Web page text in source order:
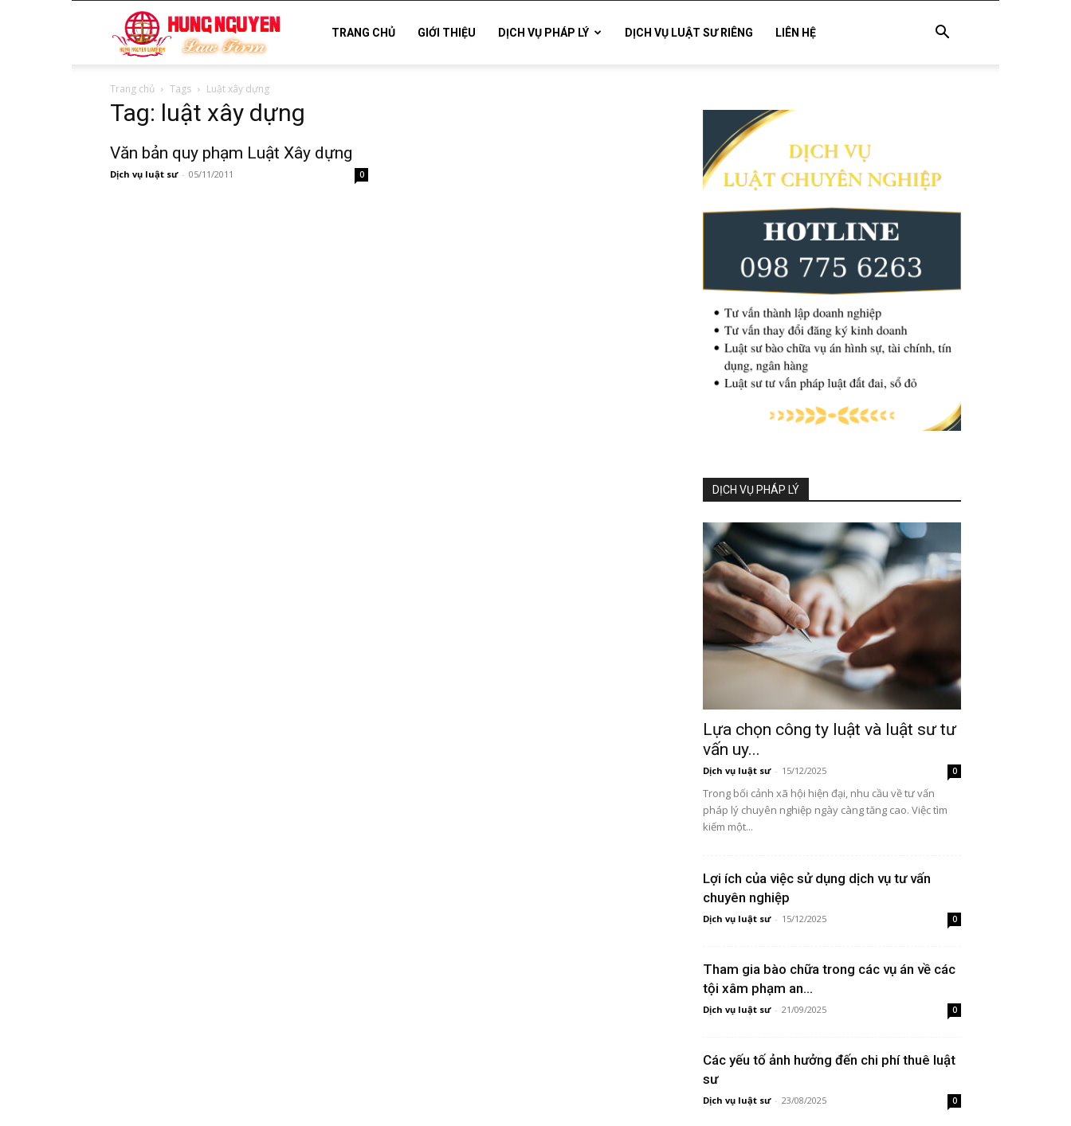
uy
TRANG CHỦ GIỚI THIỆU DỊCH VỤ PHÁP LÝ DỊCH VỤ LUẬT SƯ RIÊNG LIÊN HỆ
Trang chủ Tags Luật xây dựng
Tag: luật xây dựng
Văn bản quy phạm Luật Xây dựng
Dịch vụ luật sư - 05/11/2011 0
DỊCH VỤ PHÁP LÝ
Lựa chọn công ty luật và luật sư tư
vấn uy...
Dịch vụ luật sư - 15/12/2025 0
Trong bối cảnh xã hội hiện đại, nhu cầu về tư vấn
pháp lý chuyên nghiệp ngày càng tăng cao. Việc tìm
kiếm một...
Lợi ích của việc sử dụng dịch vụ tư vấn
chuyên nghiệp
Dịch vụ luật sư - 15/12/2025 0
Tham gia bào chữa trong các vụ án về các
tội xâm phạm an...
Dịch vụ luật sư - 21/09/2025 0
Các yếu tố ảnh hưởng đến chi phí thuê luật
sư
Dịch vụ luật sư - 23/08/2025 0